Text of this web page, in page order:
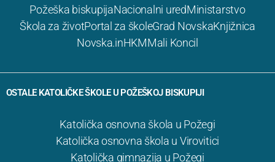
Požeška biskupijaNacionalni uredMinistarstvo
Škola za životPortal za školeGrad NovskaKnjižnica
Novska.inHKMMali Koncil
OSTALE KATOLIČKE ŠKOLE U POŽEŠKOJ BISKUPIJI
Katolička osnovna škola u Požegi
Katolička osnovna škola u Virovitici
Katolička gimnazija u Požegi